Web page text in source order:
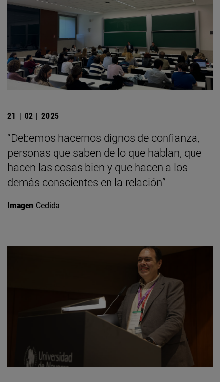
21 | 02 | 2025
“Debemos hacernos dignos de confianza,
personas que saben de lo que hablan, que
hacen las cosas bien y que hacen a los
demás conscientes en la relación”
Imagen Cedida